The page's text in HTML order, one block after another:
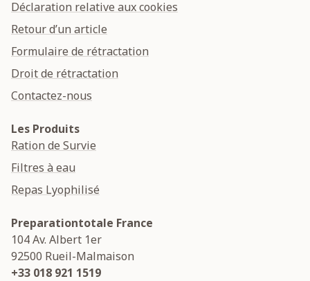
Déclaration relative aux cookies
Retour d’un article
Formulaire de rétractation
Droit de rétractation
Contactez-nous
Les Produits
Ration de Survie
Filtres à eau
Repas Lyophilisé
Preparationtotale France
104 Av. Albert 1er
92500 Rueil-Malmaison
+33 018 921 1519